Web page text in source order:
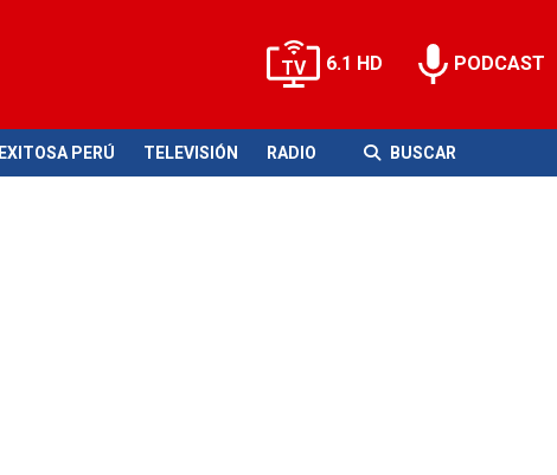
6.1 HD PODCAST
EXITOSA PERÚ TELEVISIÓN RADIO BUSCAR